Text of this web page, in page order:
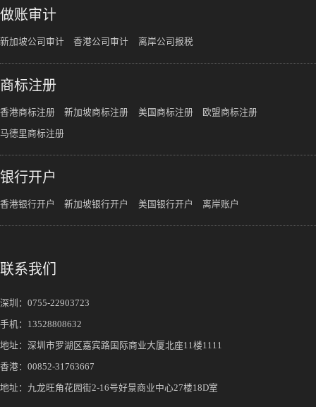
做账审计
新加坡公司审计 香港公司审计 离岸公司报税
商标注册
香港商标注册 新加坡商标注册 美国商标注册 欧盟商标注册
马德里商标注册
银行开户
香港银行开户 新加坡银行开户 美国银行开户 离岸账户
联系我们
深圳： 0755-22903723
手机： 13528808632
地址：深圳市罗湖区嘉宾路国际商业大厦北座11楼1111
香港：00852-31763667
地址：九龙旺角花园街2-16号好景商业中心27楼18D室